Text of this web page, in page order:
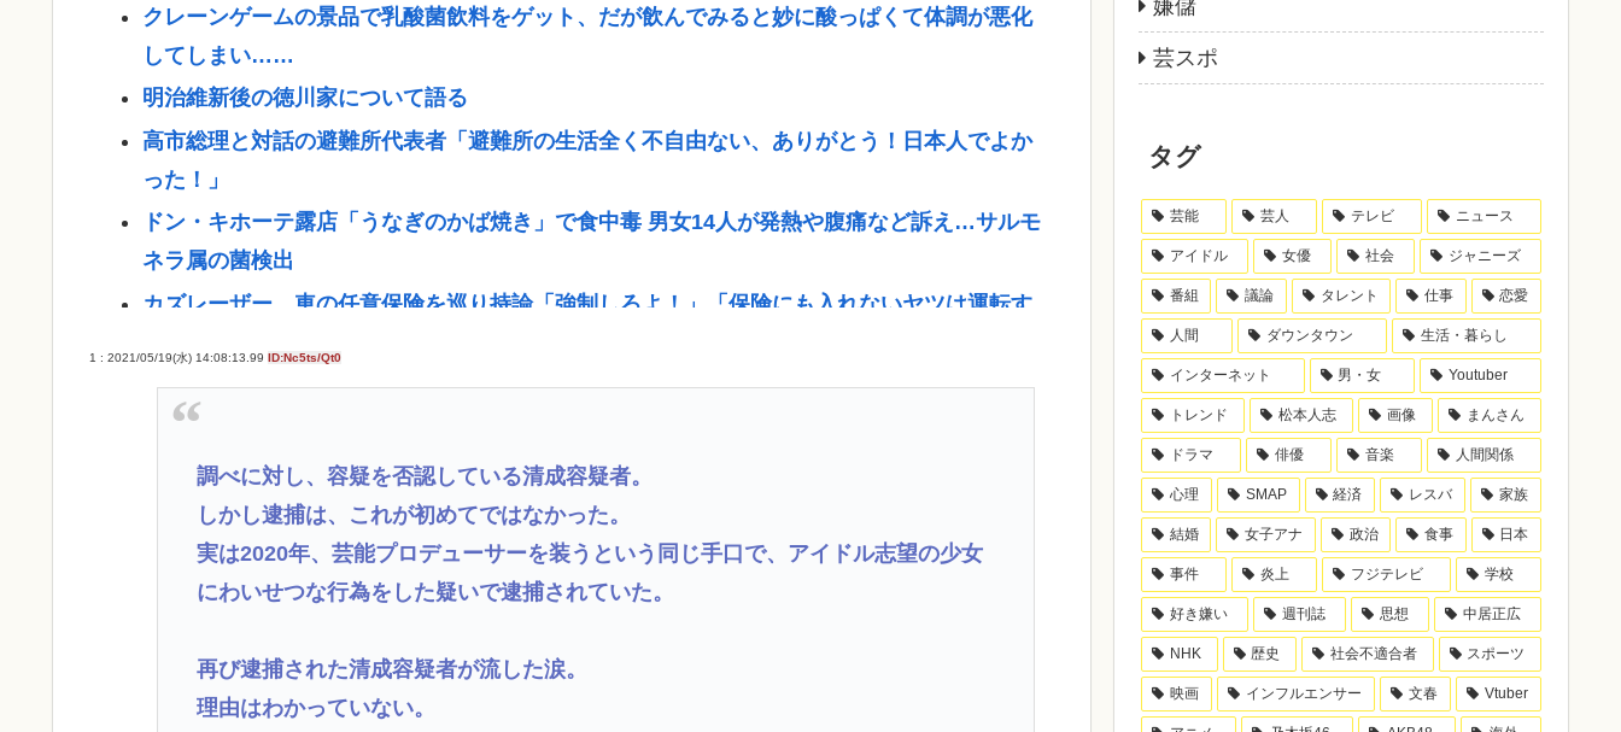
クレーンゲームの景品で乳酸菌飲料をゲット、だが飲んでみると妙に酸っぱくて体調が悪化
してしまい……
明治維新後の徳川家について語る
高市総理と対話の避難所代表者「避難所の生活全く不自由ない、ありがとう！日本人でよか
った！」
ドン・キホーテ露店「うなぎのかば焼き」で食中毒 男女14人が発熱や腹痛など訴え…サルモ
ネラ属の菌検出
カズレーザー、車の任意保険を巡り持論「強制しろよ！」「保険にも入れないヤツは運転す
【悲報】外国人の医療費未払いが多すぎたので病院が外国人の治療を断るようになってしま
甲子園出場校 猛暑と資金難に苦しむ | 高校のとき
共産党信者「募金で共産党を叩くのは、頑張る人を邪魔したいという日本人らしい薄暗い欲
望のせい」
パチ●コ中毒者の99%はアニメに興味なく、いつも打ってる台の原作も知らないという不都合
【ﾌｧﾝｻﾏﾘｨ】熊本地震報道 真実より視聴率と高市叩きが大事なオールドメディア 熊本県知
事が被災者・遺族への取材に怒り「極めて強い不満、苦情が寄せられた」
1 : 2021/05/19(水) 14:08:13.99 ID:Nc5ts/Qt0
調べに対し、容疑を否認している清成容疑者。
しかし逮捕は、これが初めてではなかった。
実は2020年、芸能プロデューサーを装うという同じ手口で、アイドル志望の少女
にわいせつな行為をした疑いで逮捕されていた。
再び逮捕された清成容疑者が流した涙。
理由はわかっていない。
嫌儲
芸スポ
タグ
芸能 芸人 テレビ ニュース
アイドル 女優 社会 ジャニーズ
番組 議論 タレント 仕事 恋愛
人間 ダウンタウン 生活・暮らし
インターネット 男・女 Youtuber
トレンド 松本人志 画像 まんさん
ドラマ 俳優 音楽 人間関係
心理 SMAP 経済 レスバ 家族
結婚 女子アナ 政治 食事 日本
事件 炎上 フジテレビ 学校
好き嫌い 週刊誌 思想 中居正広
NHK 歴史 社会不適合者 スポーツ
映画 インフルエンサー 文春 Vtuber